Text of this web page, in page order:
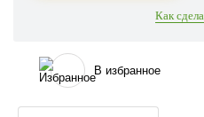
Как
В избранное